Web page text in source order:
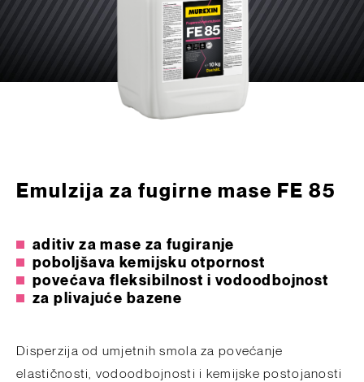
Emulzija za fugirne mase FE 85
aditiv za mase za fugiranje
poboljšava kemijsku otpornost
povećava fleksibilnost i vodoodbojnost
za plivajuće bazene
Disperzija od umjetnih smola za povećanje
elastičnosti, vodoodbojnosti i kemijske postojanosti